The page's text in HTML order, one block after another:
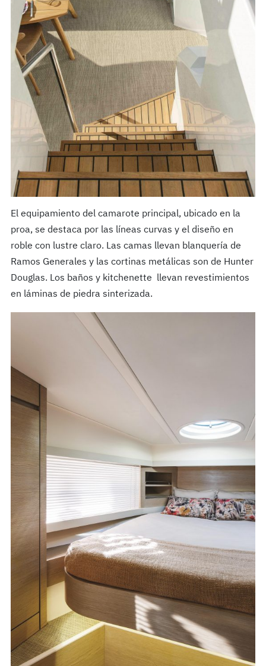
El equipamiento del camarote principal, ubicado en la
proa, se destaca por las líneas curvas y el diseño en
roble con lustre claro. Las camas llevan blanquería de
Ramos Generales y las cortinas metálicas son de Hunter
Douglas. Los baños y kitchenette
llevan revestimientos
en láminas de piedra sinterizada.